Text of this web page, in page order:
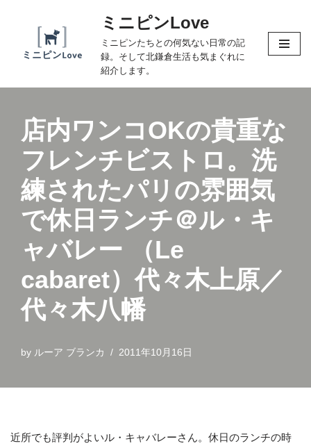
ン
ミニピンLove
ミニピンたちとの何気ない日常の記
録。そして北鎌倉生活も気まぐれに
紹介します。
店内ワンコOKの貴重な
フレンチビストロ。洗
練されたパリの雰囲気
で休日ランチ＠ル・キ
ャバレー （Le
cabaret）代々木上原／
代々木八幡
by ルーア ブランカ 2011年10月16日
近所でも評判がよいル・キャバレーさん。休日のランチの時